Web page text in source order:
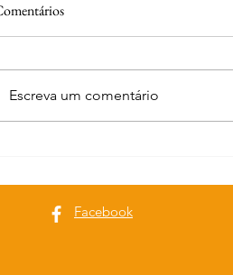
Escreva um comentário
Facebook